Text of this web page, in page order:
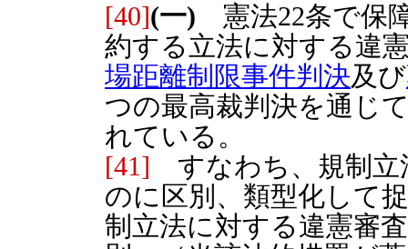
[40](一) 憲法22条で保
約する立法に対する違
場距離制限事件判決及び
つの最高裁判決を通じ
れている。
[41] すなわち、規制立
のに区別、類型化して
制立法に対する違憲審